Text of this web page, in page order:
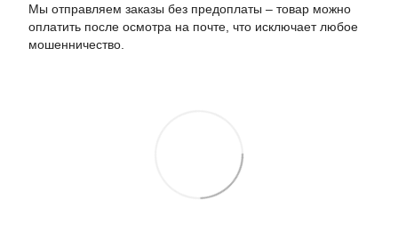
Мы отправляем заказы без предоплаты – товар можно
оплатить после осмотра на почте, что исключает любое
мошенничество.